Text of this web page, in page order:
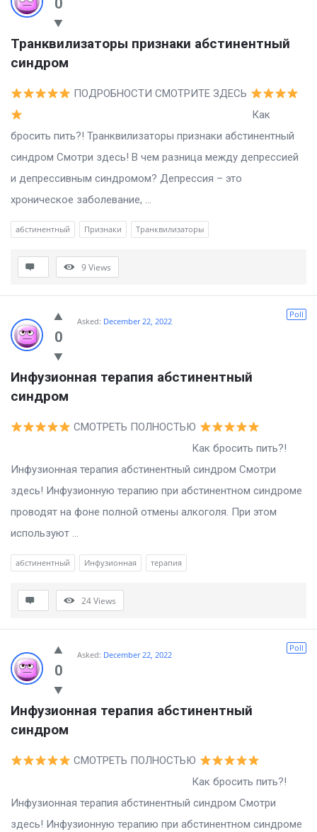
0
Транквилизаторы признаки абстинентный
синдром
ПОДРОБНОСТИ СМОТРИТЕ ЗДЕСЬ
Как
бросить пить?! Транквилизаторы признаки абстинентный
синдром Смотри здесь! В чем разница между депрессией
и депрессивным синдромом? Депрессия – это
хроническое заболевание, ...
абстинентный Признаки Транквилизаторы
9Views
0
Poll
Asked: December 22, 2022
Инфузионная терапия абстинентный
синдром
СМОТРЕТЬ ПОЛНОСТЬЮ
Как бросить пить?!
Инфузионная терапия абстинентный синдром Смотри
здесь! Инфузионную терапию при абстинентном синдроме
проводят на фоне полной отмены алкоголя. При этом
используют ...
абстинентный Инфузионная терапия
24Views
0
Poll
Asked: December 22, 2022
Инфузионная терапия абстинентный
синдром
СМОТРЕТЬ ПОЛНОСТЬЮ
Как бросить пить?!
Инфузионная терапия абстинентный синдром Смотри
здесь! Инфузионную терапию при абстинентном синдроме